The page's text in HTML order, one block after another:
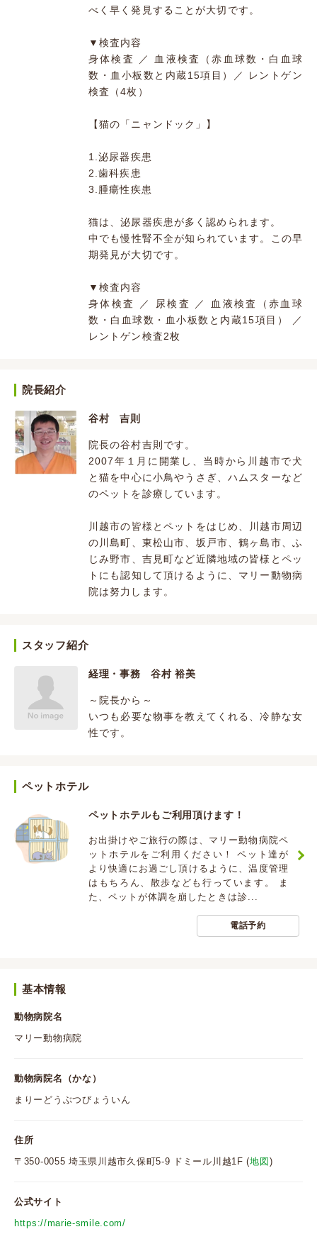
べく早く発見することが大切です。
▼検査内容
身体検査 ／ 血液検査（赤血球数・白血球
数・血小板数と内蔵15項目）／ レントゲン
検査（4枚）
【猫の「ニャンドック」】
1.泌尿器疾患
2.歯科疾患
3.腫瘍性疾患
猫は、泌尿器疾患が多く認められます。
中でも慢性腎不全が知られています。この早
期発見が大切です。
▼検査内容
身体検査 ／ 尿検査 ／ 血液検査（赤血球
数・白血球数・血小板数と内蔵15項目） ／
レントゲン検査2枚
院長紹介
谷村 吉則
院長の谷村吉則です。
2007年１月に開業し、当時から川越市で犬
と猫を中心に小鳥やうさぎ、ハムスターなど
のペットを診療しています。
川越市の皆様とペットをはじめ、川越市周辺
の川島町、東松山市、坂戸市、鶴ヶ島市、ふ
じみ野市、吉見町など近隣地域の皆様とペッ
トにも認知して頂けるように、マリー動物病
院は努力します。
スタッフ紹介
経理・事務 谷村 裕美
～院長から～
いつも必要な物事を教えてくれる、冷静な女
性です。
ペットホテル
ペットホテルもご利用頂けます！
お出掛けやご旅行の際は、マリー動物病院ペ
ットホテルをご利用ください！ ペット達が
より快適にお過ごし頂けるように、温度管理
はもちろん、散歩なども行っています。 ま
た、ペットが体調を崩したときは診...
電話予約
基本情報
動物病院名
マリー動物病院
動物病院名（かな）
まりーどうぶつびょういん
住所
〒350-0055 埼玉県川越市久保町5-9 ドミール川越1F (地図 )
公式サイト
https://marie-smile.com/